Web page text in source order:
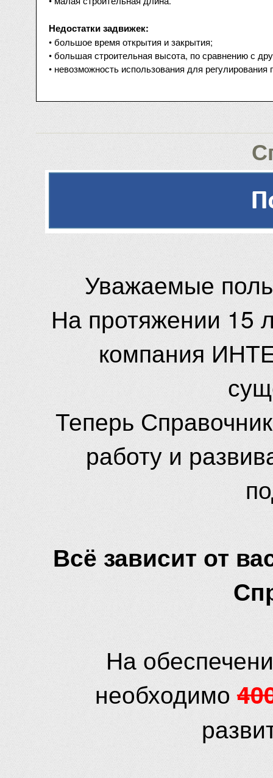
Недостатки задвижек:
• большое время открытия и закрытия;
• большая строительная высота, по сравнению с
• невозможность использования для
Уважаемые
На протяжении 15
компания
Теперь
работу и
Всё зависит от
На
необходимо